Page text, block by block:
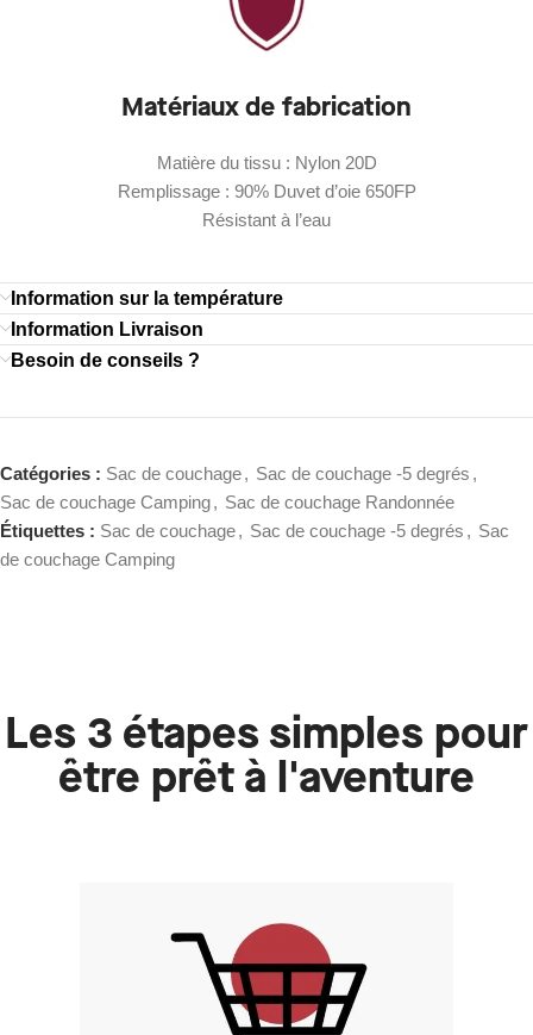
Matériaux de fabrication
Matière du tissu : Nylon 20D
Remplissage : 90% Duvet d’oie 650FP
Résistant à l’eau
Information sur la température
Information Livraison
Besoin de conseils ?
Catégories : Sac de couchage, Sac de couchage -5 degrés ,
Sac de couchage Camping, Sac de couchage Randonnée
Étiquettes : Sac de couchage, Sac de couchage -5 degrés , Sac
de couchage Camping
Les 3 étapes simples pour
être prêt à l'aventure